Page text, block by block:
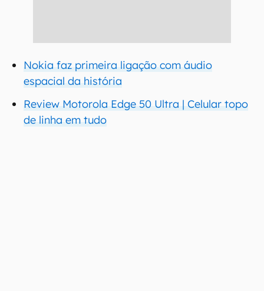
Nokia faz primeira ligação com áudio
espacial da história
Review Motorola Edge 50 Ultra | Celular topo
de linha em tudo